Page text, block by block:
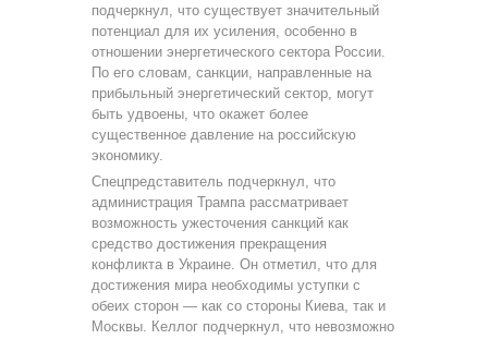
подчеркнул, что существует значительный
потенциал для их усиления, особенно в
отношении энергетического сектора России.
По его словам, санкции, направленные на
прибыльный энергетический сектор, могут
быть удвоены, что окажет более
существенное давление на российскую
экономику.
Спецпредставитель подчеркнул, что
администрация Трампа рассматривает
возможность ужесточения санкций как
средство достижения прекращения
конфликта в Украине. Он отметил, что для
достижения мира необходимы уступки с
обеих сторон — как со стороны Киева, так и
Москвы. Келлог подчеркнул, что невозможно